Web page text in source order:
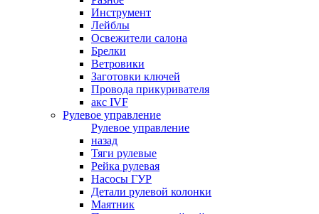
Инструмент
Лейблы
Освежители салона
Брелки
Ветровики
Заготовки ключей
Провода прикуривателя
акс IVF
Рулевое управление
Рулевое управление
назад
Тяги рулевые
Рейка рулевая
Насосы ГУР
Детали рулевой колонки
Маятник